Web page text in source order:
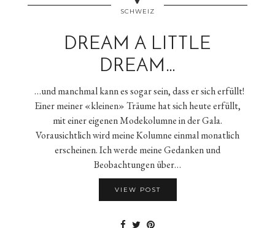
SCHWEIZ
DREAM A LITTLE
DREAM…
…und manchmal kann es sogar sein, dass er sich erfüllt!
Einer meiner «kleinen» Träume hat sich heute erfüllt,
mit einer eigenen Modekolumne in der Gala.
Vorausichtlich wird meine Kolumne einmal monatlich
erscheinen. Ich werde meine Gedanken und
Beobachtungen über…
VIEW POST